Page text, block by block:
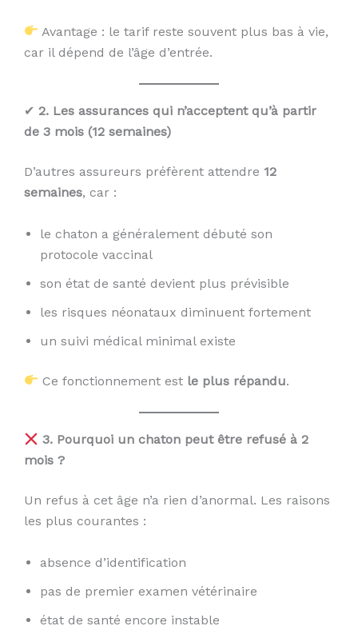
Avantage : le tarif reste souvent plus bas à vie,
car il dépend de l’âge d’entrée.
✔ 2. Les assurances qui n’acceptent qu’à partir
de 3 mois (12 semaines)
D’autres assureurs préfèrent attendre 12
semaines, car :
le chaton a généralement débuté son
protocole vaccinal
son état de santé devient plus prévisible
les risques néonataux diminuent fortement
un suivi médical minimal existe
Ce fonctionnement est le plus répandu.
3. Pourquoi un chaton peut être refusé à 2
mois ?
Un refus à cet âge n’a rien d’anormal. Les raisons
les plus courantes :
absence d’identification
pas de premier examen vétérinaire
état de santé encore instable